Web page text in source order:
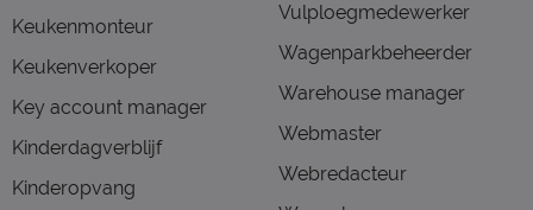
Keukenmonteur
Keukenverkoper
Key account manager
Kinderdagverblijf
Kinderopvang
Vulploegmedewerker
Wagenparkbeheerder
Warehouse manager
Webmaster
Webredacteur